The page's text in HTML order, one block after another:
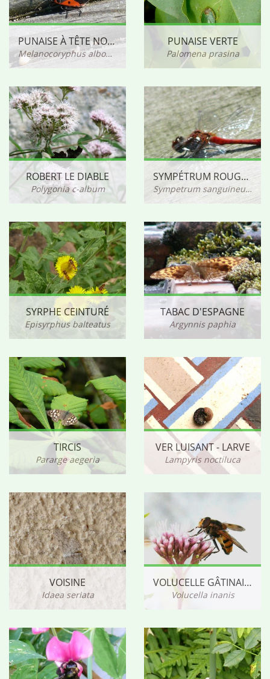
PUNAISE À TÊTE NOIRE PONCTUÉE DE BLANC
Melanocoryphus albomaculatus
PUNAISE VERTE
Palomena prasina
ROBERT LE DIABLE
Polygonia c-album
SYMPÉTRUM ROUGE SANG ?
Sympetrum sanguineum
SYRPHE CEINTURÉ
Episyrphus balteatus
TABAC D'ESPAGNE
Argynnis paphia
TIRCIS
Pararge aegeria
VER LUISANT - LARVE
Lampyris noctiluca
VOISINE
Idaea seriata
VOLUCELLE GÂTINAISE
Volucella inanis